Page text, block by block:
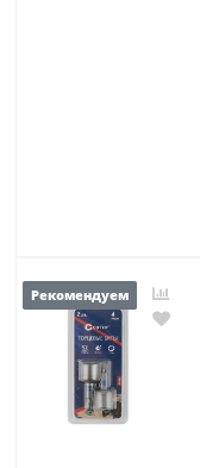
Рекомендуем